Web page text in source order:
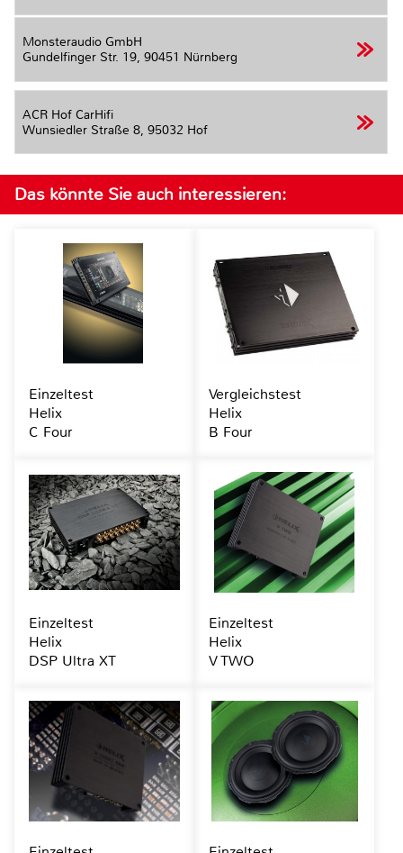
Monsteraudio GmbH
Gundelfinger Str. 19, 90451 Nürnberg
ACR Hof CarHifi
Wunsiedler Straße 8, 95032 Hof
Das könnte Sie auch interessieren:
Einzeltest
Helix
C Four
Vergleichstest
Helix
B Four
Einzeltest
Helix
DSP Ultra XT
Einzeltest
Helix
V TWO